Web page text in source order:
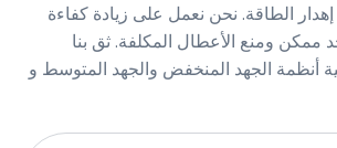
نحن نعمل على زيادة كفاءة
الأعطال المكلفة. ثق بنا
المنخفض والجهد المتوسط و